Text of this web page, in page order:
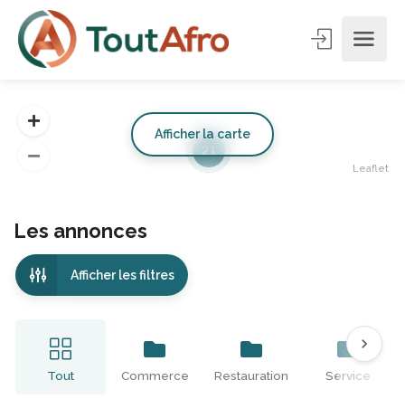
Les annonces
Afficher les filtres
Tout Commerce Restauration Service
21
Leaflet
Afficher la carte